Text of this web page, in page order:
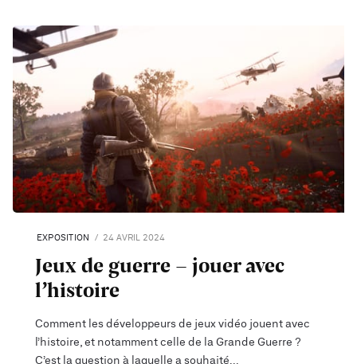
EXPOSITION 24 AVRIL 2024
Jeux de guerre - jouer avec
l’histoire
Comment les développeurs de jeux vidéo jouent avec
l’histoire, et notamment celle de la Grande Guerre ?
C’est la question à laquelle a souhaité